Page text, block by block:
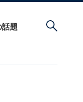
話題